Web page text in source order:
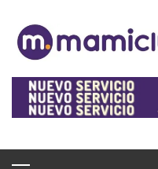
contenido